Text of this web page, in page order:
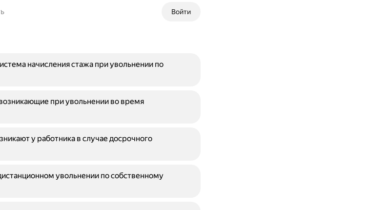
Войти
начисления стажа при увольнении по
при увольнении во время
у работника в случае досрочного
увольнении по собственному